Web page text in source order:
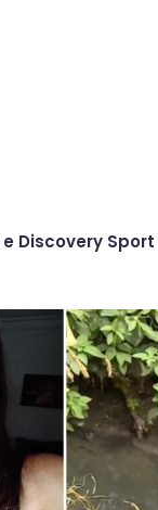
e Discovery